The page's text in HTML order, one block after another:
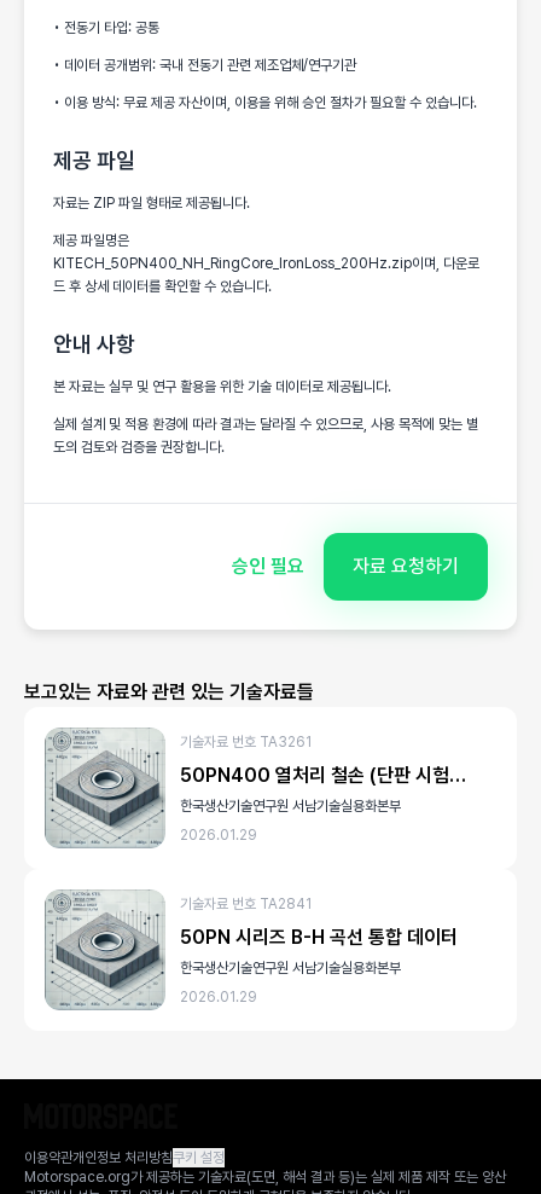
• 전동기 타입: 공통
• 데이터 공개범위: 국내 전동기 관련 제조업체/연구기관
• 이용 방식: 무료 제공 자산이며, 이용을 위해 승인 절차가 필요할 수 있습니다.
제공 파일
자료는 ZIP 파일 형태로 제공됩니다.
제공 파일명은
KITECH_50PN400_NH_RingCore_IronLoss_200Hz.zip이며, 다운로
드 후 상세 데이터를 확인할 수 있습니다.
안내 사항
본 자료는 실무 및 연구 활용을 위한 기술 데이터로 제공됩니다.
실제 설계 및 적용 환경에 따라 결과는 달라질 수 있으므로, 사용 목적에 맞는 별
도의 검토와 검증을 권장합니다.
승인 필요 자료 요청하기
보고있는 자료와 관련 있는 기술자료들
기술자료 번호 TA3261
50PN400 열처리 철손 (단판 시험법, 100Hz)
한국생산기술연구원 서남기술실용화본부
2026.01.29
기술자료 번호 TA2841
50PN 시리즈 B-H 곡선 통합 데이터
한국생산기술연구원 서남기술실용화본부
2026.01.29
이용약관개인정보 처리방침쿠키 설정
Motorspace.org가 제공하는 기술자료(도면, 해석 결과 등)는 실제 제품 제작 또는 양산